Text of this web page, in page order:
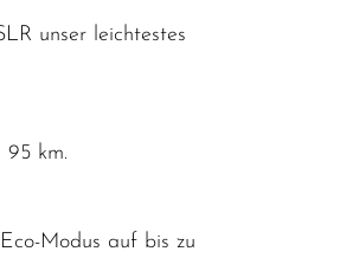
unser leichtestes
km.
Modus auf bis zu